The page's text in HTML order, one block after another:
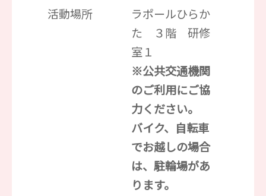
活動場所
ラポールひらか
た ３階 研修
室１
※公共交通機関
のご利用にご協
力ください。
バイク、自転車
でお越しの場合
は、駐輪場があ
ります。